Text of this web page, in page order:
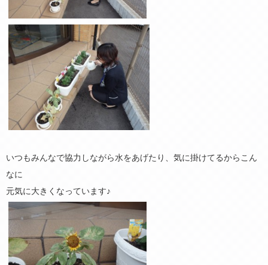
いつもみんなで協力しながら水をあげたり、気に掛けてるからこん
なに
元気に大きくなっています♪